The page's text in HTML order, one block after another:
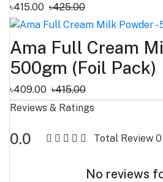
৳415.00 ৳425.00
Ama Full Cream
500gm (Foil Pack)
৳409.00 ৳415.00
Reviews & Ratings
0.0 Total Review 0
No reviews